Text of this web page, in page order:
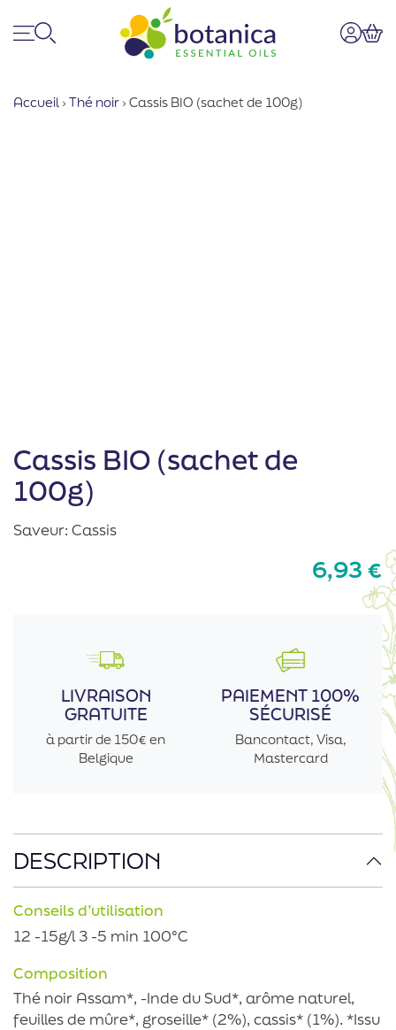
Accueil › Thé noir › Cassis BIO (sachet de 100g)
Cassis BIO (sachet de
100g)
Saveur: Cassis
6,93 €
DESCRIPTION
Conseils d’utilisation
12 -15g/l 3 -5 min 100°C
Composition
Thé noir Assam*, -Inde du Sud*, arôme naturel,
feuilles de mûre*, groseille* (2%), cassis* (1%). *Issu
LIVRAISON
GRATUITE
à partir de 150€ en
Belgique
PAIEMENT 100%
SÉCURISÉ
Bancontact, Visa,
Mastercard